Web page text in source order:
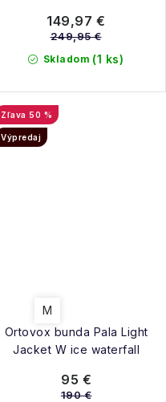
Skladom (1 ks)
149,97 €
249,95 €
Ortovox bunda Pala Light
Jacket W ice waterfall
50 %
Výpredaj
M
95 €
190 €